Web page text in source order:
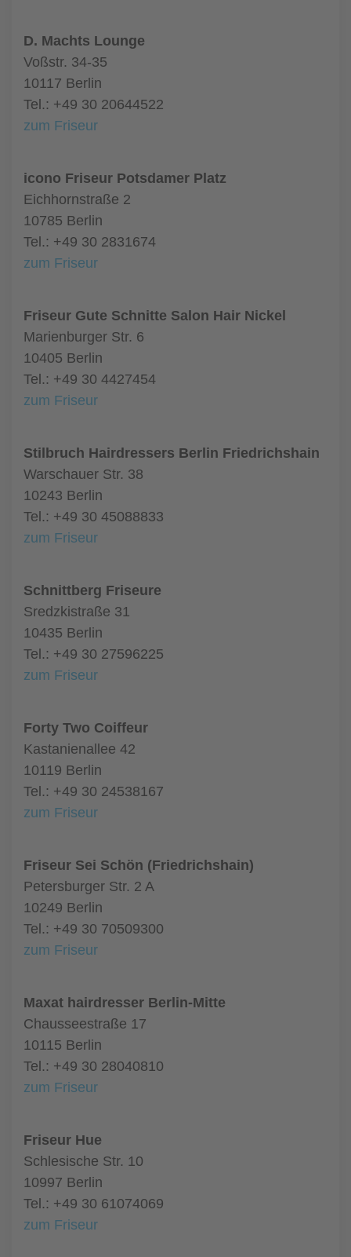
D. Machts Lounge
Voßstr. 34-35
10117 Berlin
Tel.: +49 30 20644522
zum Friseur
icono Friseur Potsdamer Platz
Eichhornstraße 2
10785 Berlin
Tel.: +49 30 2831674
zum Friseur
Friseur Gute Schnitte Salon Hair Nickel
Marienburger Str. 6
10405 Berlin
Tel.: +49 30 4427454
zum Friseur
Stilbruch Hairdressers Berlin Friedrichshain
Warschauer Str. 38
10243 Berlin
Tel.: +49 30 45088833
zum Friseur
Schnittberg Friseure
Sredzkistraße 31
10435 Berlin
Tel.: +49 30 27596225
zum Friseur
Forty Two Coiffeur
Kastanienallee 42
10119 Berlin
Tel.: +49 30 24538167
zum Friseur
Friseur Sei Schön (Friedrichshain)
Petersburger Str. 2 A
10249 Berlin
Tel.: +49 30 70509300
zum Friseur
Maxat hairdresser Berlin-Mitte
Chausseestraße 17
10115 Berlin
Tel.: +49 30 28040810
zum Friseur
Friseur Hue
Schlesische Str. 10
10997 Berlin
Tel.: +49 30 61074069
zum Friseur